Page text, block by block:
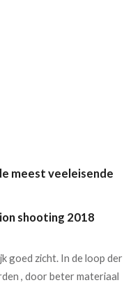
meest veeleisende
goed zicht. In de loop der
, door beter materiaal